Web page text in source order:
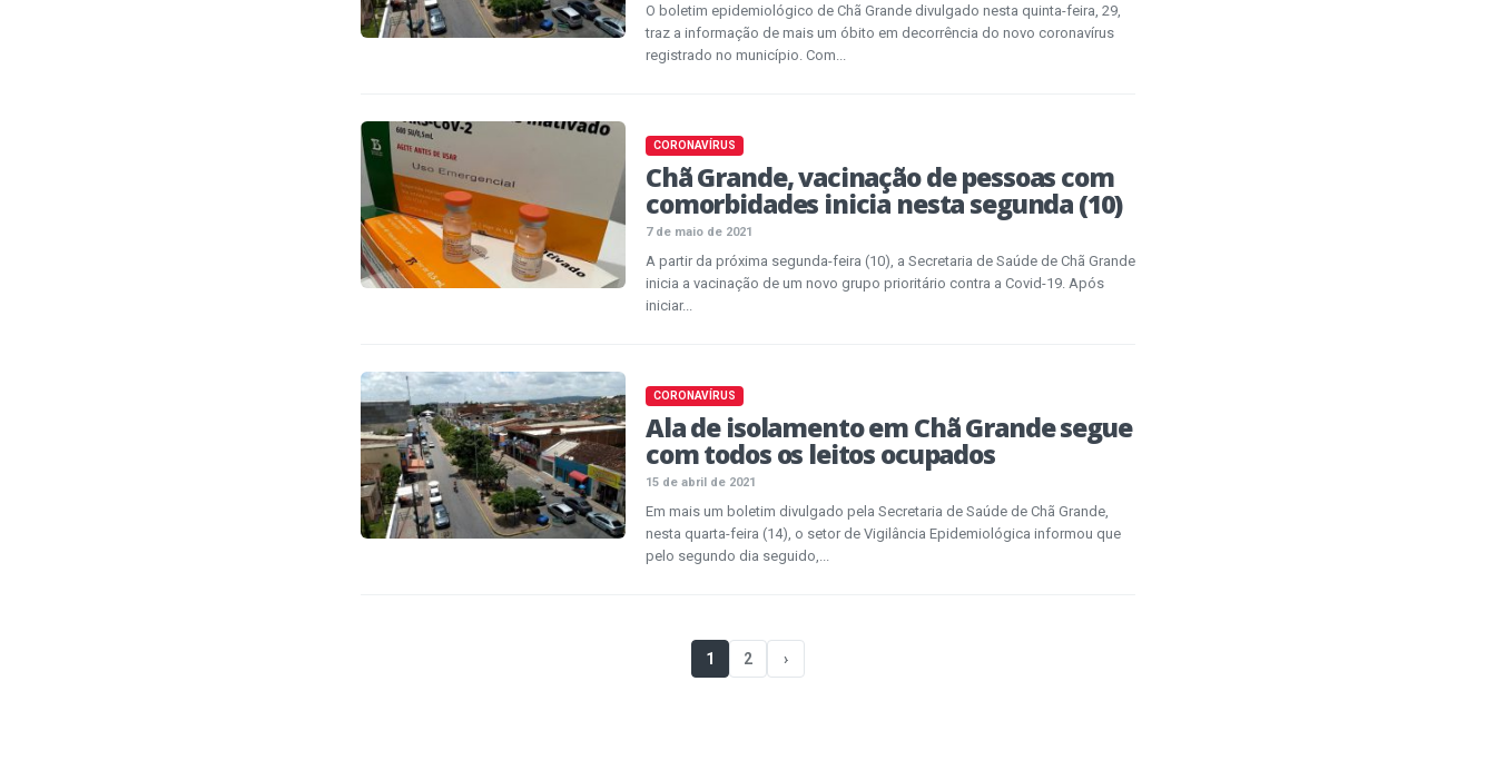
O boletim epidemiológico de Chã Grande divulgado nesta quinta-feira, 29,
traz a informação de mais um óbito em decorrência do novo coronavírus
registrado no município. Com...
CORONAVÍRUS
Chã Grande, vacinação de pessoas com
comorbidades inicia nesta segunda (10)
7 de maio de 2021
A partir da próxima segunda-feira (10), a Secretaria de Saúde de Chã Grande
inicia a vacinação de um novo grupo prioritário contra a Covid-19. Após
iniciar...
CORONAVÍRUS
Ala de isolamento em Chã Grande segue
com todos os leitos ocupados
15 de abril de 2021
Em mais um boletim divulgado pela Secretaria de Saúde de Chã Grande,
nesta quarta-feira (14), o setor de Vigilância Epidemiológica informou que
pelo segundo dia seguido,...
1 2 ›